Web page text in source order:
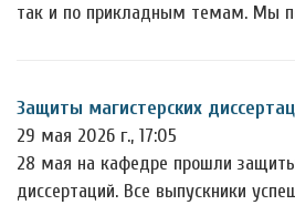
так и по прикладным темам. Мы
Защиты магистерских
29 мая 2026 г., 17:05
28 мая на кафедре прошли
диссертаций. Все выпускники